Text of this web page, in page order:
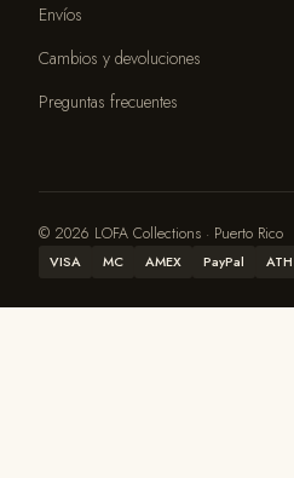
Envíos
Cambios y devoluciones
Preguntas frecuentes
© 2026 LOFA Collections · Puerto Rico
VISA MC AMEX PayPal ATH